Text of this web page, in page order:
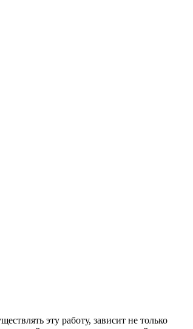
эту работу, зависит не только